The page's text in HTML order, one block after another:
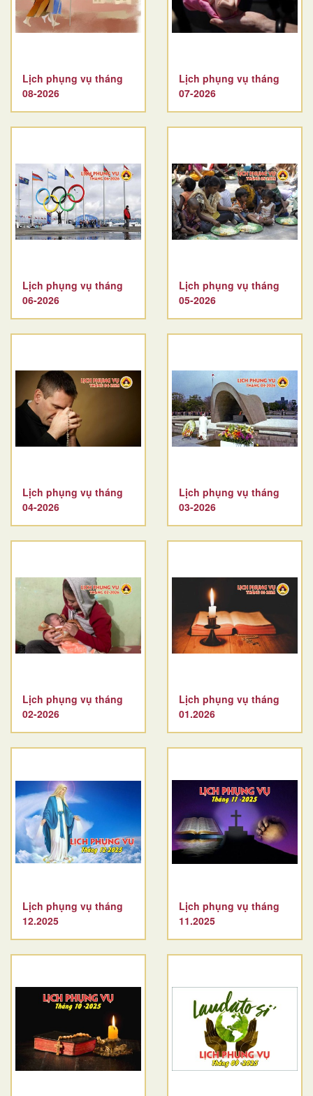
Lịch phụng vụ tháng
08-2026
Lịch phụng vụ tháng
07-2026
Lịch phụng vụ tháng
06-2026
Lịch phụng vụ tháng
05-2026
Lịch phụng vụ tháng
04-2026
Lịch phụng vụ tháng
03-2026
Lịch phụng vụ tháng
02-2026
Lịch phụng vụ tháng
01.2026
Lịch phụng vụ tháng
12.2025
Lịch phụng vụ tháng
11.2025